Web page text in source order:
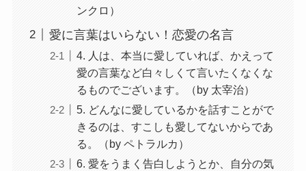
ンクロ）
愛に言葉はいらない！恋愛の名言
4. 人は、本当に愛していれば、かえって
愛の言葉など白々しくて言いたくなくな
るものでございます。（by 太宰治）
5. どんなに愛しているかを話すことがで
きるのは、すこしも愛してないからであ
る。（by ペトラルカ）
6. 愛をうまく告白しようとか、自分の気